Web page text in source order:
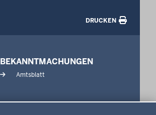
DRUCKEN
BEKANNTMACHUNGEN
Amtsblatt